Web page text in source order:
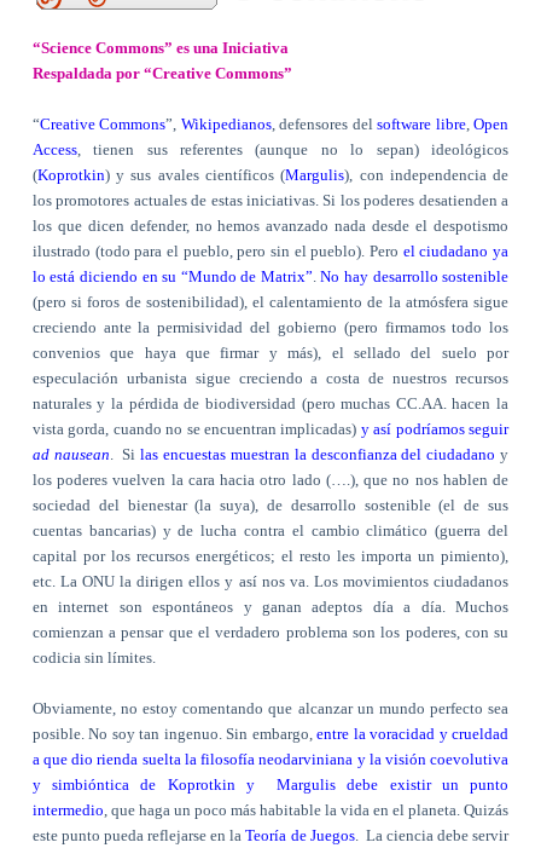
“Science Commons” es una Iniciativa
Respaldada por “Creative Commons”
“Creative Commons”, Wikipedianos, defensores delsoftware libre,Open
Access, tienen sus referentes (aunque no lo sepan) ideológicos
(Koprotkin) y sus avales científicos (Margulis), con independencia de
los promotores actuales de estas iniciativas. Si los poderes desatienden a
los que dicen defender, no hemos avanzado nada desde el despotismo
ilustrado (todo para el pueblo, pero sin el pueblo). Pero el ciudadano ya
lo está diciendo en su “Mundo de Matrix” .No hay desarrollo sostenible
(pero si foros de sostenibilidad), el calentamiento de la atmósfera sigue
creciendo ante la permisividad del gobierno (pero firmamos todo los
convenios que haya que firmar y más), el sellado del suelo por
especulación urbanista sigue creciendo a costa de nuestros recursos
naturales y la pérdida de biodiversidad (pero muchas CC.AA. hacen la
vista gorda, cuando no se encuentran implicadas) y así podríamos seguir
ad nausean
Silas encuestas muestran la desconfianza del ciudadano y
los poderes vuelven la cara hacia otro lado (….), que no nos hablen de
sociedad del bienestar (la suya), de desarrollo sostenible (el de sus
cuentas bancarias) y de lucha contra el cambio climático (guerra del
capital por los recursos energéticos; el resto les importa un pimiento),
etc. La ONU la dirigen ellos y así nos va. Los movimientos ciudadanos
en internet son espontáneos y ganan adeptos día a día. Muchos
comienzan a pensar que el verdadero problema son los poderes, con su
codicia sin límites.
Obviamente, no estoy comentando que alcanzar un mundo perfecto sea
posible. No soy tan ingenuo. Sin embargo,entre la voracidad y crueldad
a que dio rienda suelta la filosofía neodarviniana y la visión coevolutiva
y simbióntica de Koprotkin y
Margulis debe existir un punto
intermedio , que haga un poco más habitable la vida en el planeta. Quizás
este punto pueda reflejarse en laTeoría de Juegos. La ciencia debe servir